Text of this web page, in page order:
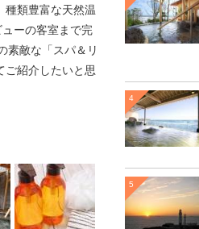
種類豊富な天然温
ーの客室まで完
素敵な「スパ＆リ
ご紹介したいと思
4
5